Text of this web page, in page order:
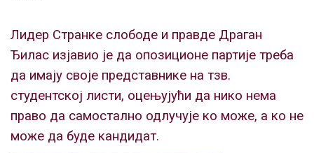
Лидер Странке слободе и правде Драган
Ђилас изјавио је да опозиционе партије треба
да имају своје представнике на тзв.
студентској листи, оцењујући да нико нема
право да самостално одлучује ко може, а ко не
може да буде кандидат.